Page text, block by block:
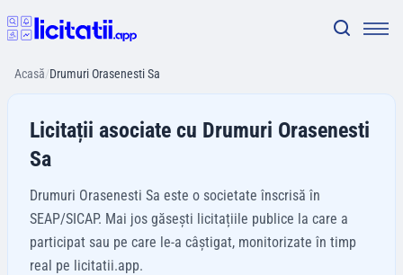
Acasă/Drumuri Orasenesti Sa
Licitații asociate cu Drumuri Orasenesti
Sa
Drumuri Orasenesti Sa este o societate înscrisă în
SEAP/SICAP. Mai jos găsești licitațiile publice la care a
participat sau pe care le-a câștigat, monitorizate în timp
real pe licitatii.app.